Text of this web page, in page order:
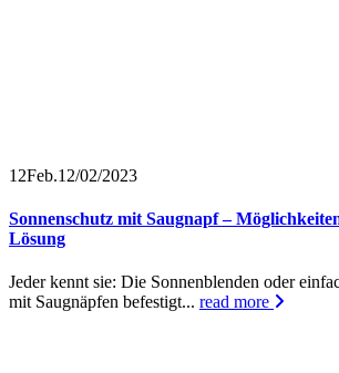
12Feb.12/02/2023
Sonnenschutz mit Saugnapf –
Lösung
Jeder kennt sie: Die Sonnenblenden oder
mit Saugnäpfen befestigt... read more